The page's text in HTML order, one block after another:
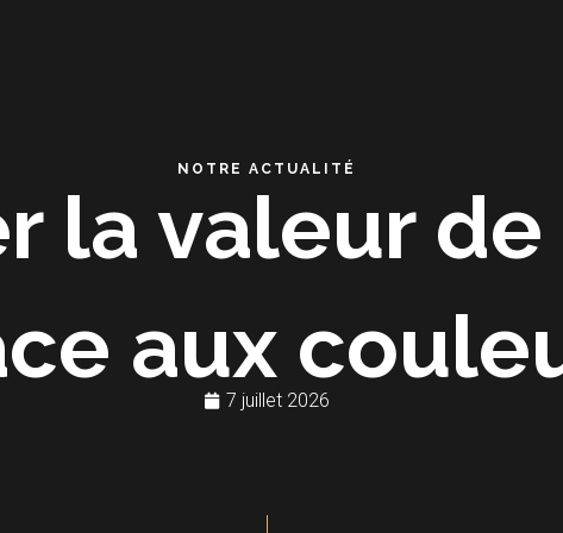
NOTRE ACTUALITÉ
la valeur
aux
7 juillet 2026